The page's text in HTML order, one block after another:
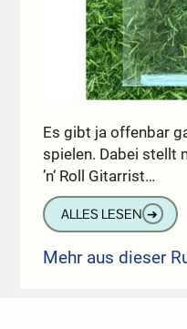
Es gibt ja offenbar
spielen. Dabei stellt
’n‘ Roll Gitarrist…
ALLES LESEN ➔
Mehr aus dieser